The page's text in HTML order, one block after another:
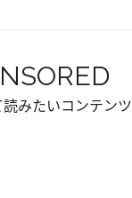
みたいコンテンツ